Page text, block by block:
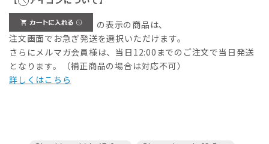
の表示の商品は、
注文画面でお急ぎ発送を選択いただけます。
さらにメルマガ会員様は、当日12:00までのご注文で当日発送
となります。（補正商品の場合は対応不可）
詳しくはこちら